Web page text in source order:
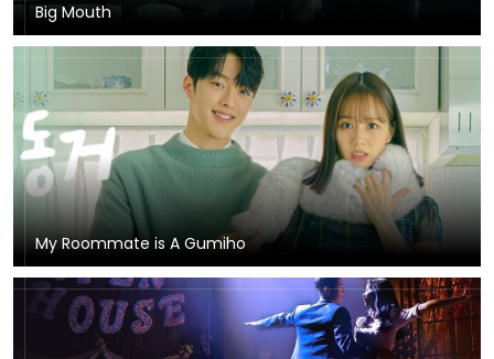
Big Mouth
My Roommate is A Gumiho